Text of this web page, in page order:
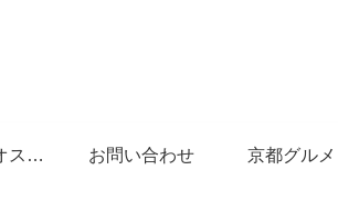
グッチジャパン的オススメ店 お問い合わせ 京都グル